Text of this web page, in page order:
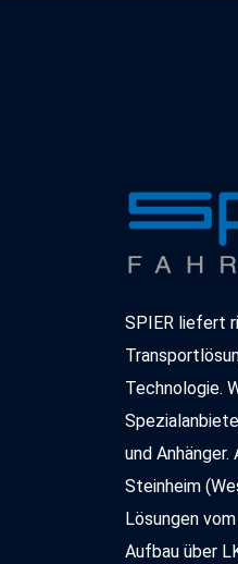
SPIER liefert
Technologie.
und
Steinheim
Lösungen
Aufbau über